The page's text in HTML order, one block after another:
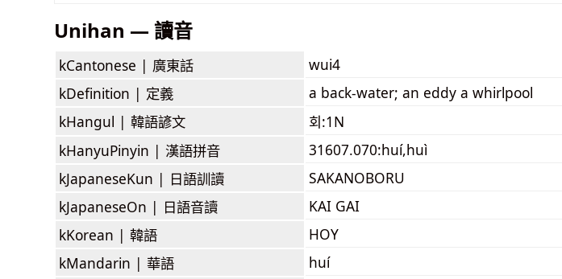
Unihan — 讀音
kCantonese | 廣東話
wui4
kDefinition | 定義
a back-water; an eddy a whirlpool
kHangul | 韓語諺文
회:1N
kHanyuPinyin | 漢語拼音
31607.070:huí,huì
kJapaneseKun | 日語訓讀
SAKANOBORU
kJapaneseOn | 日語音讀
KAI GAI
kKorean | 韓語
HOY
kMandarin | 華語
huí